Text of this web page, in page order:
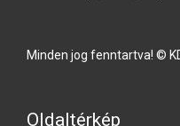
Minden jog fenntartva! ©
Oldaltérkép